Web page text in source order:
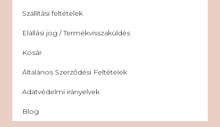
Szállítási feltételek
Elállási jog / Termékvisszaküldés
Kosár
Általános Szerződési Feltételek
Adatvédelmi irányelvek
Blog